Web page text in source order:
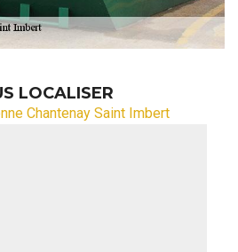
LOCALISER
Chantenay Saint Imbert